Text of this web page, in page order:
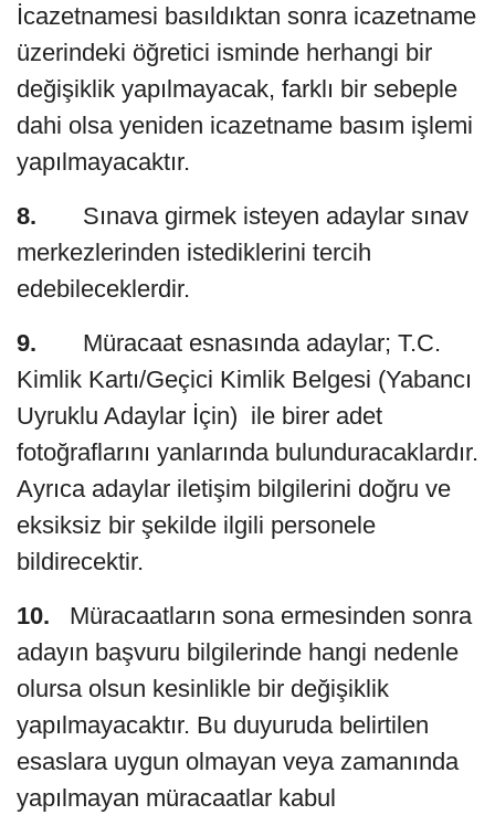
İcazetnamesi basıldıktan sonra icazetname
üzerindeki öğretici isminde herhangi bir
değişiklik yapılmayacak, farklı bir sebeple
dahi olsa yeniden icazetname basım işlemi
yapılmayacaktır.
8. Sınava girmek isteyen adaylar sınav
merkezlerinden istediklerini tercih
edebileceklerdir.
9. Müracaat esnasında adaylar; T.C.
Kimlik Kartı/Geçici Kimlik Belgesi (Yabancı
Uyruklu Adaylar İçin) ile birer adet
fotoğraflarını yanlarında bulunduracaklardır.
Ayrıca adaylar iletişim bilgilerini doğru ve
eksiksiz bir şekilde ilgili personele
bildirecektir.
10. Müracaatların sona ermesinden sonra
adayın başvuru bilgilerinde hangi nedenle
olursa olsun kesinlikle bir değişiklik
yapılmayacaktır. Bu duyuruda belirtilen
esaslara uygun olmayan veya zamanında
yapılmayan müracaatlar kabul